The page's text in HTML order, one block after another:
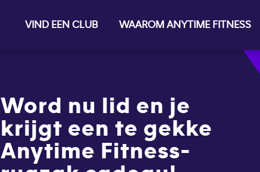
VIND EEN CLUB WAAROM ANYTIME FITNESS
Word nu lid en je
krijgt een te gekke
Anytime Fitness-